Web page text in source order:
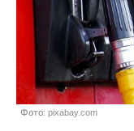
Фото: pixabay.com